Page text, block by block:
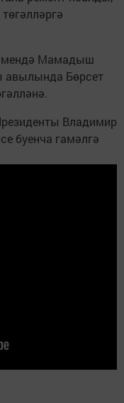
Мамадыш
авылында Бөрсет
Владимир
буенча гамәлгә